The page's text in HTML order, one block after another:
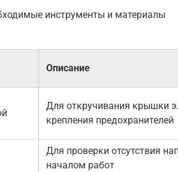
инструменты и материалы
Описание
Для откручивания крышки
крепления предохранителей
Для проверки отсутствия
началом работ